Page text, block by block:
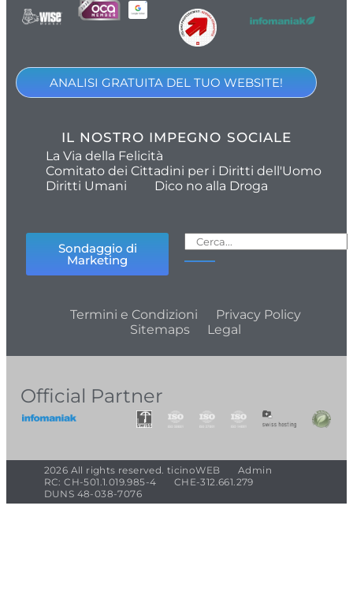
ANALISI GRATUITA DEL TUO WEBSITE!
IL NOSTRO IMPEGNO SOCIALE
La Via della Felicità
Comitato dei Cittadini per i Diritti dell'Uomo
Diritti Umani
Dico no alla Droga
Sondaggio di
Marketing
Termini e Condizioni
Privacy Policy
Sitemaps
Legal
Official Partner
2026 All rights reserved. ticinoWEB
Admin
RC: CH-501.1.019.985-4
CHE-312.661.279
DUNS 48-038-7076